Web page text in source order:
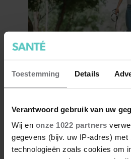
Toestemming Details
Verantwoord gebruik van uw
Wij en onze 1022 partners
gegevens (bijv. uw IP-adres) met
technologieën zoals cookies om
Dít doet dagelijks